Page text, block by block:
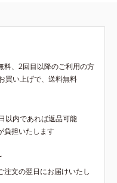
料、2回目以降のご利用の方
買い上げで、送料無料
以内であれば返品可能
負担いたします
注文の翌日にお届けいたし